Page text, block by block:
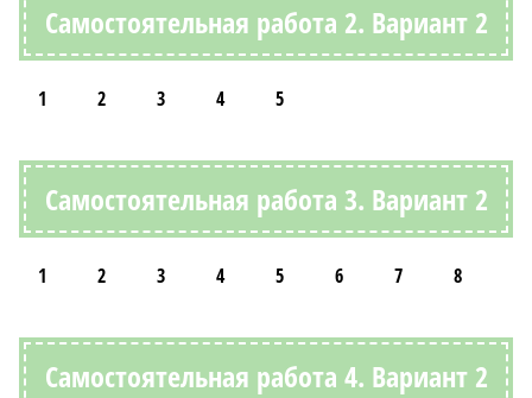
Самостоятельная работа 2. Вариант 2
1 2 3 4 5
Самостоятельная работа 3. Вариант 2
1 2 3 4 5 6 7 8
Самостоятельная работа 4. Вариант 2